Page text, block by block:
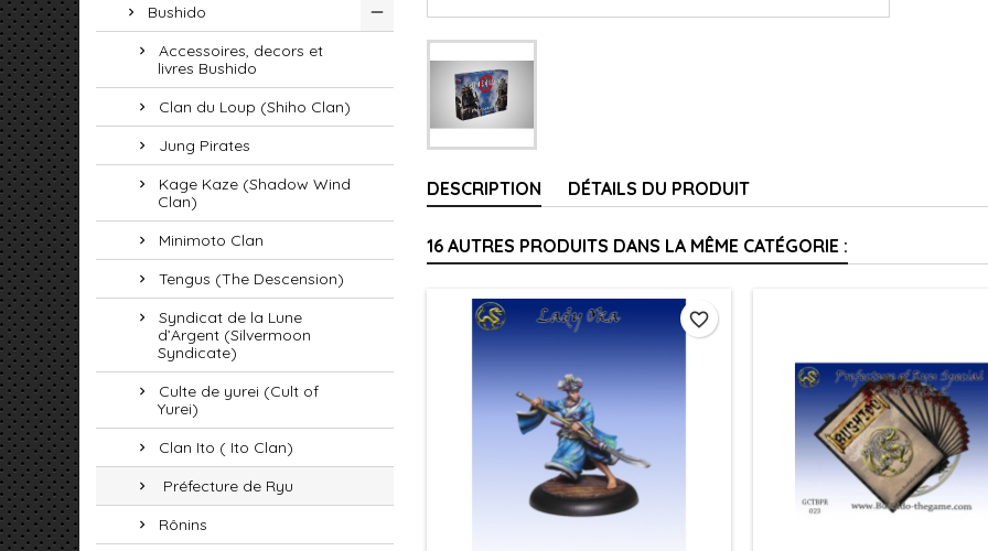
Bushido
Accessoires, decors et
livres Bushido
Clan du Loup (Shiho Clan)
Jung Pirates
Kage Kaze (Shadow Wind
Clan)
Minimoto Clan
Tengus (The Descension)
Syndicat de la Lune
d’Argent (Silvermoon
Syndicate)
Culte de yurei (Cult of
Yurei)
Clan Ito ( Ito Clan)
Préfecture de Ryu
Rônins
DESCRIPTION DÉTAILS DU PRODUIT
16 AUTRES PRODUITS DANS LA MÊME CATÉGORIE :
favorite_border